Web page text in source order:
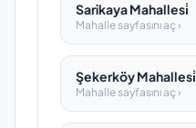
Sarikaya Mahallesi̇
Mahalle sayfasını aç ›
Şekerköy Mahallesi̇
Mahalle sayfasını aç ›